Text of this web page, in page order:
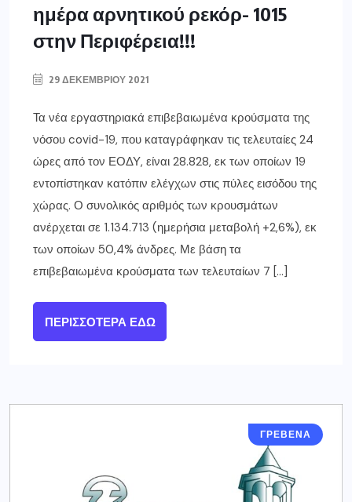
ημέρα αρνητικού ρεκόρ- 1015
στην Περιφέρεια!!!
29 ΔΕΚΕΜΒΡΊΟΥ 2021
Τα νέα εργαστηριακά επιβεβαιωμένα κρούσματα της
νόσου covid-19, που καταγράφηκαν τις τελευταίες 24
ώρες από τον ΕΟΔΥ, είναι 28.828, εκ των οποίων 19
εντοπίστηκαν κατόπιν ελέγχων στις πύλες εισόδου της
χώρας. Ο συνολικός αριθμός των κρουσμάτων
ανέρχεται σε 1.134.713 (ημερήσια μεταβολή +2,6%), εκ
των οποίων 50,4% άνδρες. Με βάση τα
επιβεβαιωμένα κρούσματα των τελευταίων 7 […]
ΠΕΡΙΣΣΌΤΕΡΑ ΕΔΏ
ΓΡΕΒΕΝΑ